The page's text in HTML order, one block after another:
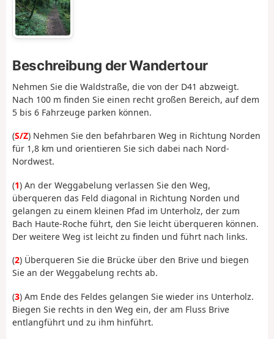
Beschreibung der Wandertour
Nehmen Sie die Waldstraße, die von der D41 abzweigt.
Nach 100 m finden Sie einen recht großen Bereich, auf dem
5 bis 6 Fahrzeuge parken können.
(S/Z) Nehmen Sie den befahrbaren Weg in Richtung Norden
für 1,8 km und orientieren Sie sich dabei nach Nord-
Nordwest.
(1) An der Weggabelung verlassen Sie den Weg,
überqueren das Feld diagonal in Richtung Norden und
gelangen zu einem kleinen Pfad im Unterholz, der zum
Bach Haute-Roche führt, den Sie leicht überqueren können.
Der weitere Weg ist leicht zu finden und führt nach links.
(2) Überqueren Sie die Brücke über den Brive und biegen
Sie an der Weggabelung rechts ab.
(3) Am Ende des Feldes gelangen Sie wieder ins Unterholz.
Biegen Sie rechts in den Weg ein, der am Fluss Brive
entlangführt und zu ihm hinführt.